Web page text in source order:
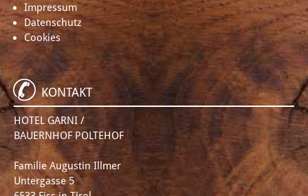
Impressum
Datenschutz
Cookies
KONTAKT
HOTEL GARNI /
BAUERNHOF POLTEHOF
Familie Augustin Illmer
Untergasse 5